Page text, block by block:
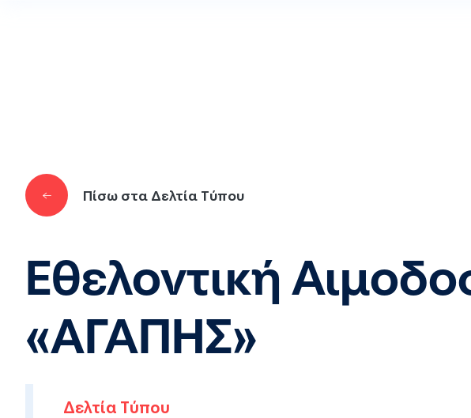
Πίσω στα Δελτία Τύπου
Εθελοντική
«ΑΓΑΠΗΣ»
Δελτία Τύπου